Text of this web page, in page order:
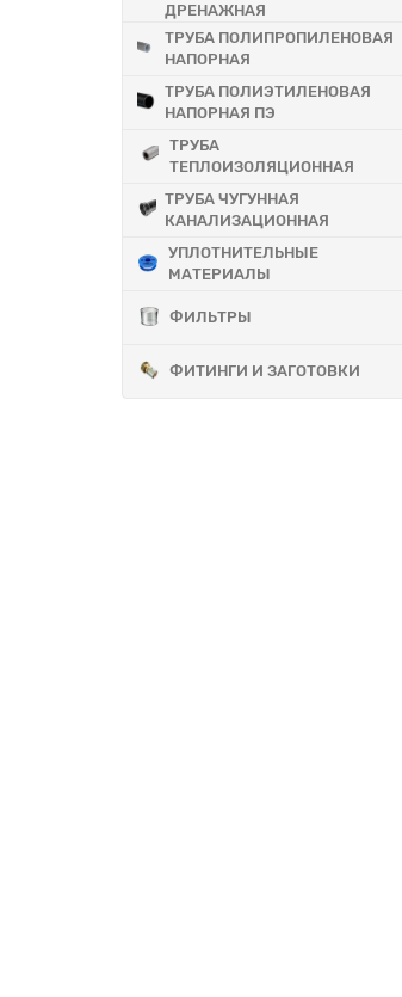
ДРЕНАЖНАЯ
ТРУБА ПОЛИПРОПИЛЕНОВАЯ
НАПОРНАЯ
ТРУБА ПОЛИЭТИЛЕНОВАЯ
НАПОРНАЯ ПЭ
ТРУБА
ТЕПЛОИЗОЛЯЦИОННАЯ
ТРУБА ЧУГУННАЯ
КАНАЛИЗАЦИОННАЯ
УПЛОТНИТЕЛЬНЫЕ
МАТЕРИАЛЫ
ФИЛЬТРЫ
ФИТИНГИ И ЗАГОТОВКИ